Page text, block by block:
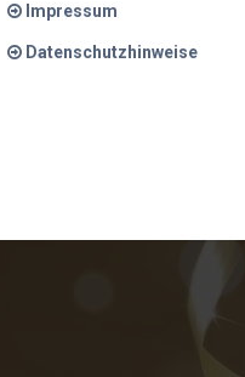
Impressum
Datenschutzhinweise
Diese Cookies sind für den
möchten, um Ihnen unsere
Um unser Angebot und unsere
dieser Cookies können wir
unsere Inhalte optimieren. Wir
Übermittlung, der auf unsere